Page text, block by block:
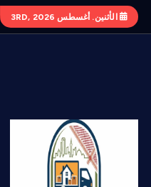
الأثنين. أغسطس 3RD, 2026